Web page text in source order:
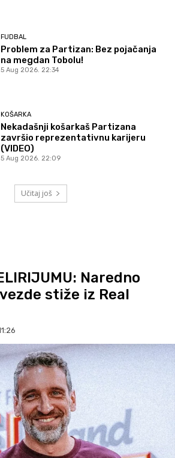
FUDBAL
Problem za Partizan: Bez pojačanja
na megdan Tobolu!
5 Aug 2026. 22:34
KOŠARKA
Nekadašnji košarkaš Partizana
završio reprezentativnu karijeru
(VIDEO)
5 Aug 2026. 22:09
Učitaj još